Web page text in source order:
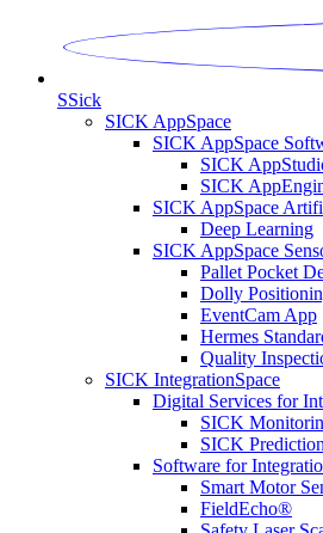
SSick
SICK AppSpace
SICK AppSpace
SICK
SICK
SICK AppSpace
Deep Learning
SICK AppSpace
Pallet Pocket
Dolly
EventCam App
Hermes
Quality
SICK IntegrationSpace
Digital Services for
SICK
SICK
Software for
Smart Motor
FieldEcho®